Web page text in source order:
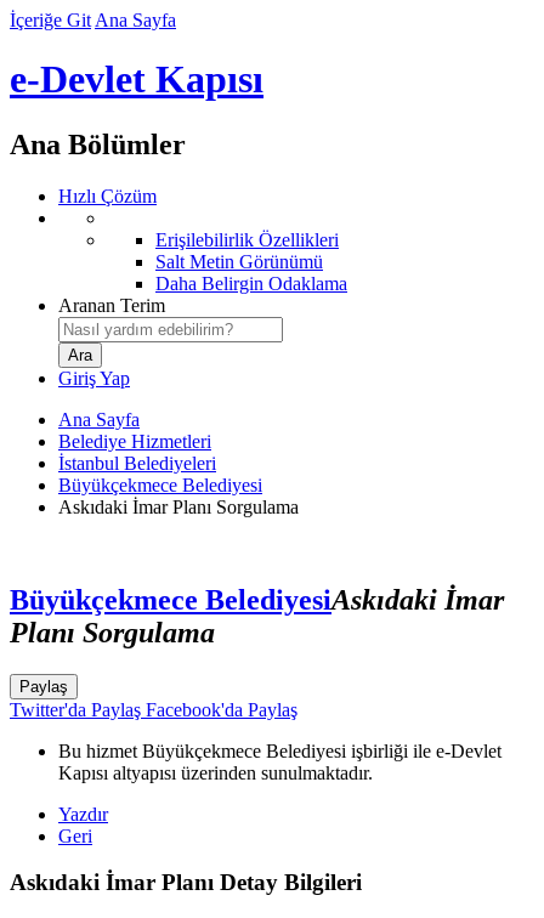
İçeriğe Git Ana Sayfa
e-Devlet Kapısı
Ana Bölümler
Hızlı Çözüm
Erişilebilirlik Özellikleri
Salt Metin Görünümü
Daha Belirgin Odaklama
Aranan Terim
Giriş Yap
Ana Sayfa
Belediye Hizmetleri
İstanbul Belediyeleri
Büyükçekmece Belediyesi
Askıdaki İmar Planı Sorgulama
Büyükçekmece BelediyesiAskıdaki İmar
Planı Sorgulama
Paylaş
Twitter'da Paylaş Facebook'da Paylaş
Bu hizmet Büyükçekmece Belediyesi işbirliği ile e-Devlet
Kapısı altyapısı üzerinden sunulmaktadır.
Yazdır
Geri
Askıdaki İmar Planı Detay Bilgileri